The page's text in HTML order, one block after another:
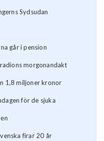
Sydsudan
går i pension
morgonandakt
1,8 miljoner kronor
för de sjuka
firar 20 år